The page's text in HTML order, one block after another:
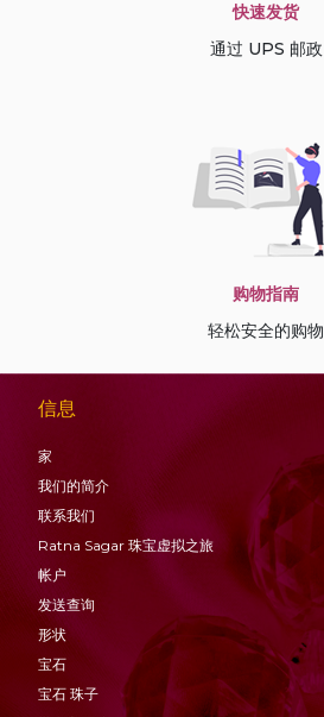
快速发货
通过 UPS 邮政
购物指南
轻松安全的购物
信息
家
我们的简介
联系我们
Ratna Sagar 珠宝虚拟之旅
帐户
发送查询
形状
宝石
宝石 珠子